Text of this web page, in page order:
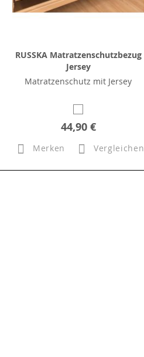
RUSSKA Matratzenschutzbezug
Jersey
Matratzenschutz mit Jersey
44,90 €
Merken Vergleichen